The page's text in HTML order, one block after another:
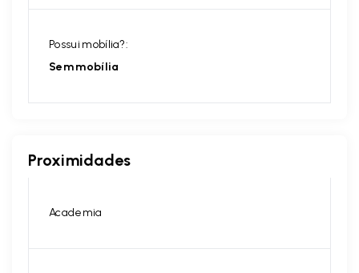
Possui mobília?:
Sem mobília
Proximidades
Academia